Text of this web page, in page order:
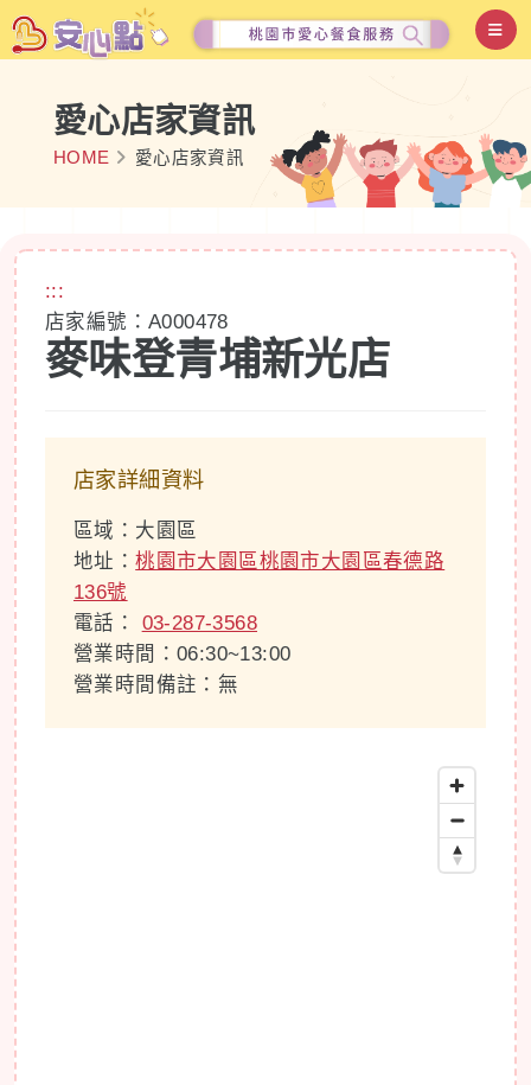
愛心店家資訊
HOME 愛心店家資訊
:::
店家編號：A000478
麥味登青埔新光店
店家詳細資料
區域：大園區
地址：桃園市大園區桃園市大園區春德路
136號
電話： 03-287-3568
營業時間：06:30~13:00
營業時間備註：無